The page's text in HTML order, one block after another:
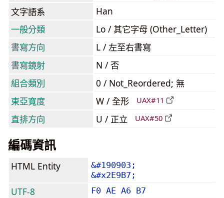
文字語系
Han
一般分類
Lo / 其它字母 (Other_Letter)
書寫方向
L / 左至右書寫
書寫鏡射
N / 否
組合類別
0 / Not_Reordered; 無
東亞寬度
W / 全形 UAX#11
直排方向 U / 正立 UAX#50
編碼資訊
HTML Entity
&#190903;
&#x2E9B7;
UTF-8 F0 AE A6 B7